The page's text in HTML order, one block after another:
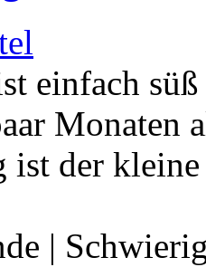
einfach
Monaten
ist der
|